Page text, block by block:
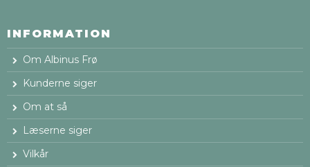
INFORMATION
Om Albinus Frø
Kunderne siger
Om at så
Læserne siger
Vilkår